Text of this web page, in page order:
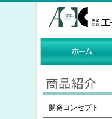
開発コンセプト